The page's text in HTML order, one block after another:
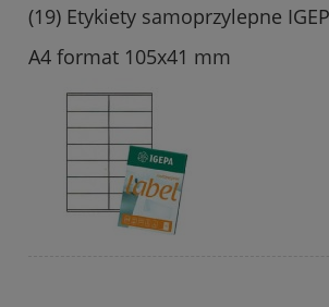
(19) Etykiety samoprzylepne
A4 format 105x41 mm